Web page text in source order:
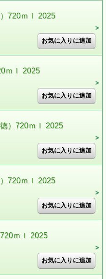
720ｍｌ 2025
ｍｌ 2025
）720ｍｌ 2025
720ｍｌ 2025
ｍｌ 2025